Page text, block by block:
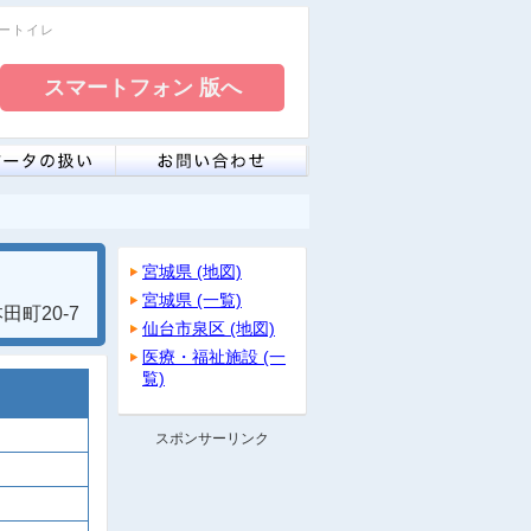
トイレ
町20-7
宮城県 (地図)
宮城県 (一覧)
仙台市泉区 (地図)
医療・福祉施設 (一
覧)
スポンサーリンク